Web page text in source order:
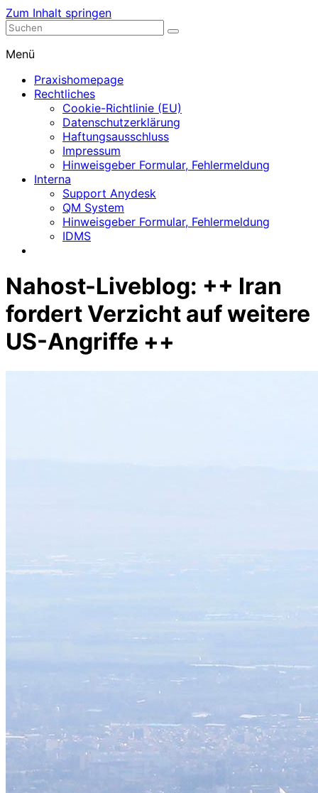
Zum Inhalt springen
Nephrologische Praxis mit Dialyse
Menü
Praxishomepage
Rechtliches
Cookie-Richtlinie (EU)
Datenschutzerklärung
Haftungsausschluss
Impressum
Hinweisgeber Formular, Fehlermeldung
Interna
Support Anydesk
QM System
Hinweisgeber Formular, Fehlermeldung
IDMS
Nahost-Liveblog: ++ Iran
fordert Verzicht auf weitere
US-Angriffe ++